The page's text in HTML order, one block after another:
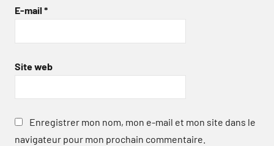
E-mail *
Site web
Enregistrer mon nom, mon e-mail et mon site dans le
navigateur pour mon prochain commentaire.